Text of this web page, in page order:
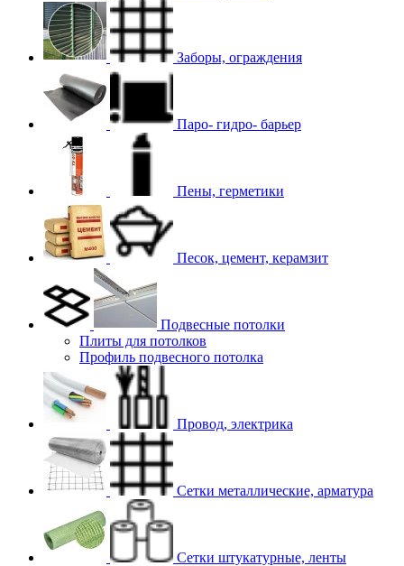
Заборы, ограждения
Паро- гидро- барьер
Пены, герметики
Песок, цемент, керамзит
Подвесные потолки
Плиты для потолков
Профиль подвесного потолка
Провод, электрика
Сетки металлические, арматура
Сетки штукатурные, ленты